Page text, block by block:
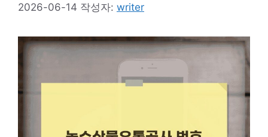
2026-06-14 작성자: writer